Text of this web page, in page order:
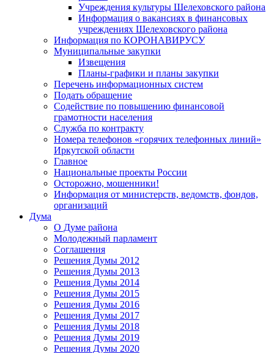
Учреждения культуры Шелеховского района
Информация о вакансиях в финансовых
учреждениях Шелеховского района
Информация по КОРОНАВИРУСУ
Муниципальные закупки
Извещения
Планы-графики и планы закупки
Перечень информационных систем
Подать обращение
Содействие по повышению финансовой
грамотности населения
Служба по контракту
Номера телефонов «горячих телефонных линий»
Иркутской области
Главное
Национальные проекты России
Осторожно, мошенники!
Информация от министерств, ведомств, фондов,
организаций
Дума
О Думе района
Молодежный парламент
Соглашения
Решения Думы 2012
Решения Думы 2013
Решения Думы 2014
Решения Думы 2015
Решения Думы 2016
Решения Думы 2017
Решения Думы 2018
Решения Думы 2019
Решения Думы 2020